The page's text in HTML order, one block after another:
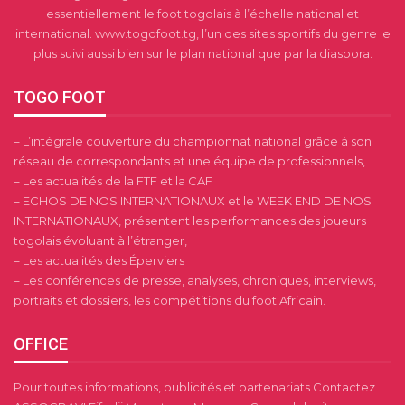
essentiellement le foot togolais à l’échelle national et
international. www.togofoot.tg, l’un des sites sportifs du genre le
plus suivi aussi bien sur le plan national que par la diaspora.
TOGO FOOT
– L’intégrale couverture du championnat national grâce à son
réseau de correspondants et une équipe de professionnels,
– Les actualités de la FTF et la CAF
– ECHOS DE NOS INTERNATIONAUX et le WEEK END DE NOS
INTERNATIONAUX, présentent les performances des joueurs
togolais évoluant à l’étranger,
– Les actualités des Éperviers
– Les conférences de presse, analyses, chroniques, interviews,
portraits et dossiers, les compétitions du foot Africain.
OFFICE
Pour toutes informations, publicités et partenariats Contactez